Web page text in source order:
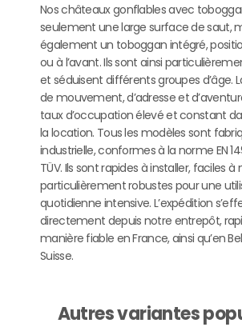
Nos châteaux gonflables avec
seulement une large surface de saut,
également un toboggan intégré,
ou à l’avant. Ils sont ainsi
et séduisent différents groupes d’âge.
de mouvement, d’adresse et
taux d’occupation élevé et constant
la location. Tous les modèles sont
industrielle, conformes à la norme EN
TÜV. Ils sont rapides à installer, faciles
particulièrement robustes pour une
quotidienne intensive. L’expédition
directement depuis notre entrepôt,
manière fiable en France, ainsi qu’en
Suisse.
Autres variantes